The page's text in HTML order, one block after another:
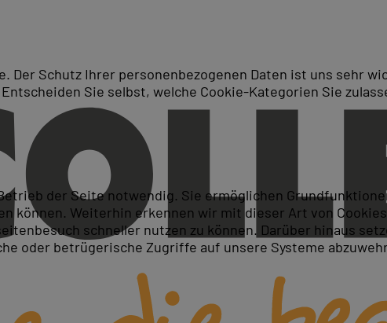
Der Schutz Ihrer personenbezogenen Daten ist uns sehr
Sie selbst, welche Cookie-Kategorien Sie
der Seite notwendig. Sie ermöglichen
können. Weiterhin erkennen wir mit dieser Art von
schneller nutzen zu können. Darüber hinaus
oder betrügerische Zugriffe auf unsere Systeme